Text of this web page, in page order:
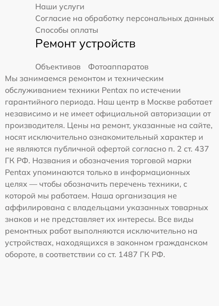
Наши услуги
Согласие на обработку персональных данных
Способы оплаты
Ремонт устройств
Объективов
Фотоаппаратов
Мы занимаемся ремонтом и техническим
обслуживанием техники Pentax по истечении
гарантийного периода. Наш центр в Москве работает
независимо и не имеет официальной авторизации от
производителя. Цены на ремонт, указанные на сайте,
носят исключительно ознакомительный характер и
не являются публичной офертой согласно п. 2 ст. 437
ГК РФ. Названия и обозначения торговой марки
Pentax упоминаются только в информационных
целях — чтобы обозначить перечень техники, с
которой мы работаем. Наша организация не
аффилирована с владельцами указанных товарных
знаков и не представляет их интересы. Все виды
ремонтных работ выполняются исключительно на
устройствах, находящихся в законном гражданском
обороте, в соответствии со ст. 1487 ГК РФ.